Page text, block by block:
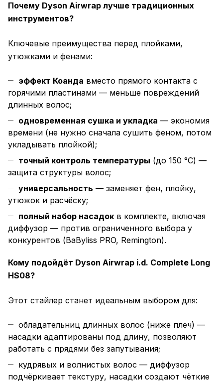
Почему Dyson Airwrap лучше традиционных
инструментов?
Ключевые преимущества перед плойками,
утюжками и фенами:
эффект Коанда вместо прямого контакта с
горячими пластинами — меньше повреждений
длинных волос;
одновременная сушка и укладка — экономия
времени (не нужно сначала сушить феном, потом
укладывать плойкой);
точный контроль температуры (до 150 °C) —
защита структуры волос;
универсальность — заменяет фен, плойку,
утюжок и расчёску;
полный набор насадок в комплекте, включая
диффузор — против ограниченного выбора у
конкурентов (BaByliss PRO, Remington).
Кому подойдёт Dyson Airwrap i.d. Complete Long
HS08?
Этот стайлер станет идеальным выбором для:
обладательниц длинных волос (ниже плеч) —
насадки адаптированы под длину, позволяют
работать с прядями без запутывания;
кудрявых и волнистых волос — диффузор
подчёркивает текстуру, насадки создают чёткие